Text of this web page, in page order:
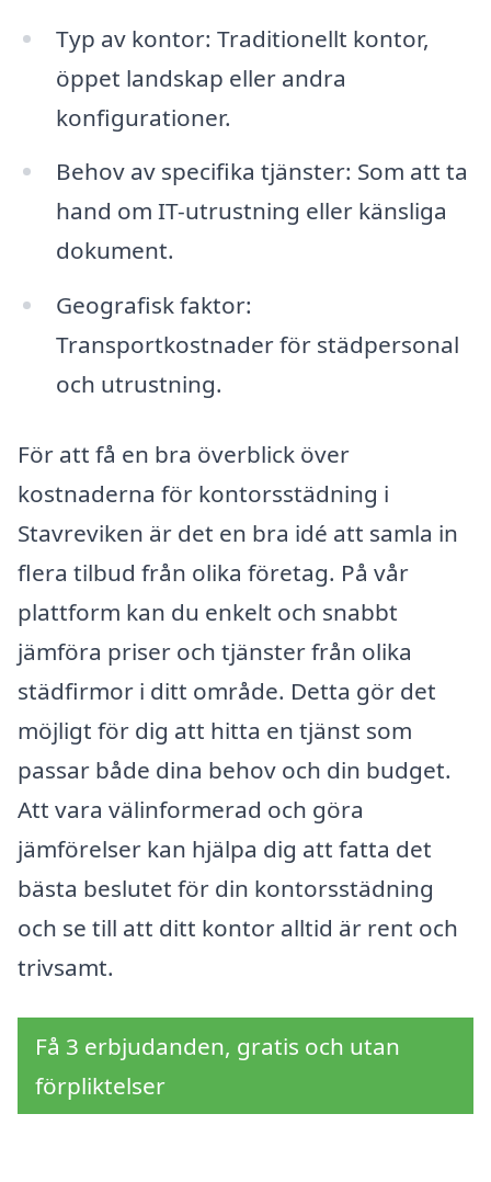
Typ av kontor: Traditionellt kontor,
öppet landskap eller andra
konfigurationer.
Behov av specifika tjänster: Som att ta
hand om IT-utrustning eller känsliga
dokument.
Geografisk faktor:
Transportkostnader för städpersonal
och utrustning.
För att få en bra överblick över
kostnaderna för kontorsstädning i
Stavreviken är det en bra idé att samla in
flera tilbud från olika företag. På vår
plattform kan du enkelt och snabbt
jämföra priser och tjänster från olika
städfirmor i ditt område. Detta gör det
möjligt för dig att hitta en tjänst som
passar både dina behov och din budget.
Att vara välinformerad och göra
jämförelser kan hjälpa dig att fatta det
bästa beslutet för din kontorsstädning
och se till att ditt kontor alltid är rent och
trivsamt.
Få 3 erbjudanden, gratis och utan
förpliktelser